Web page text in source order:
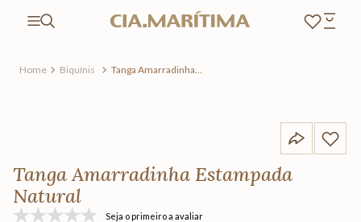
Biquínis
Tanga Amarradinha
Tanga Amarradinha Estampada
Natural
Seja o primeiro a avaliar